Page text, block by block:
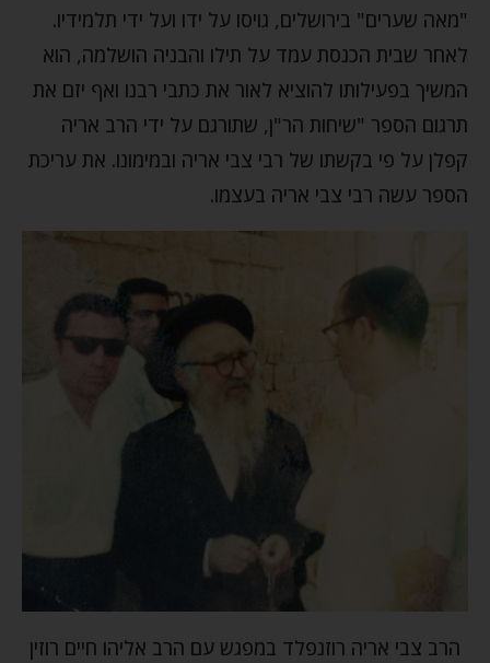
"מאה שערים" בירושלים, גויסו על ידו ועל ידי תלמידיו.
לאחר שבית הכנסת עמד על תילו והבניה הושלמה, הוא
המשיך בפעילותו להוציא לאור את כתבי רבנו ואף יזם את
תרגום הספר "שיחות הר"ן, שתורגם על ידי הרב אריה
קפלן על פי בקשתו של רבי צבי אריה ובמימונו. את עריכת
הספר עשה רבי צבי אריה בעצמו.
הרב צבי אריה רוזנפלד במפגש עם הרב אליהו חיים רוזין